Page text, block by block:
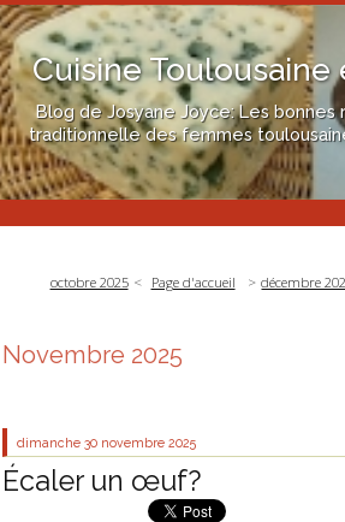
Cuisine Toulousaine
Blog de Josyane Joyce: Les
traditionnelle des femmes
octobre 2025 Page d'accueil décembre
Novembre 2025
dimanche 30 novembre 2025
Écaler un œuf?